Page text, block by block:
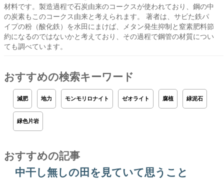
材料です。製造過程で石炭由来のコークスが使われており、鋼の中
の炭素もこのコークス由来と考えられます。 著者は、サビた鉄パ
イプの粉（酸化鉄）を水田にまけば、メタン発生抑制と窒素肥料節
約になるのではないかと考えており、その過程で鋼管の材質につい
ても調べています。
おすすめの検索キーワード
減肥 地力 モンモリロナイト ゼオライト 腐植 緑泥石
緑色片岩
おすすめの記事
中干し無しの田を見ていて思うこと